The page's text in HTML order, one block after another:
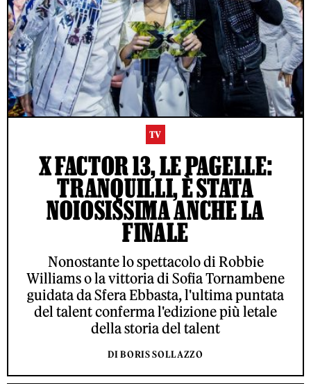
TV
X FACTOR 13, LE PAGELLE:
TRANQUILLI, È STATA
NOIOSISSIMA ANCHE LA
FINALE
Nonostante lo spettacolo di Robbie
Williams o la vittoria di Sofia Tornambene
guidata da Sfera Ebbasta, l'ultima puntata
del talent conferma l'edizione più letale
della storia del talent
DI BORIS SOLLAZZO